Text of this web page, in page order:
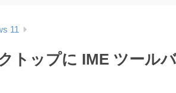
11
トップに IME ツール